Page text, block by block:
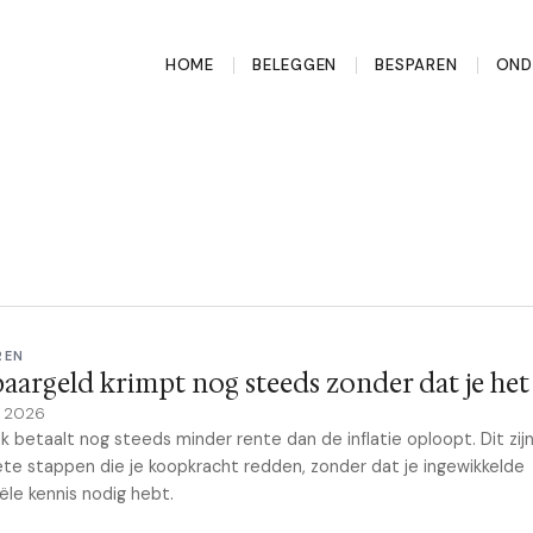
HOME BELEGGEN BESPAREN
krimpt nog steeds zonder dat je
2026
betaalt nog steeds minder rente dan de inflatie oploopt. Dit
stappen die je koopkracht redden, zonder dat je ingewikkelde
kennis nodig hebt.